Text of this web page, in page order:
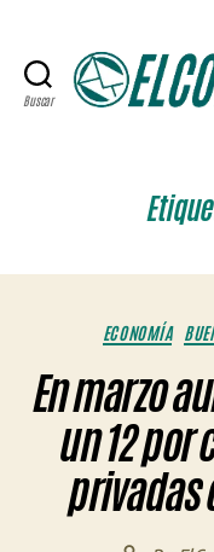
Buscar
ECONOMÍA
En marzo
un 12 por
privadas